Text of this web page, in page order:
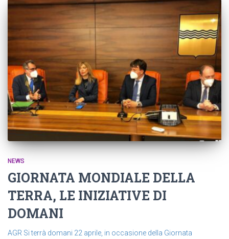
NEWS
GIORNATA MONDIALE DELLA
TERRA, LE INIZIATIVE DI
DOMANI
AGR Si terrà domani 22 aprile, in occasione della Giornata